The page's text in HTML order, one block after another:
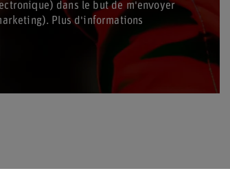
dans le but de m'envoyer
Plus d'informations